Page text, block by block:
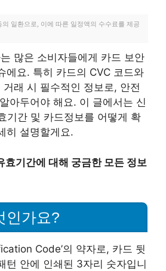
일환으로, 이에 따른 일정액의 수수료를 제공
많은 소비자들에게 카드 보안
에요. 특히 카드의 CVC 코드와
래 시 필수적인 정보로, 안전
아두어야 해요. 이 글에서는 신
기간 및 카드정보를 어떻게 확
히 설명할게요.
효기간에 대해 궁금한 모든 정보
인가요?
Code’의 약자로, 카드 뒷
턴 안에 인쇄된 3자리 숫자입니